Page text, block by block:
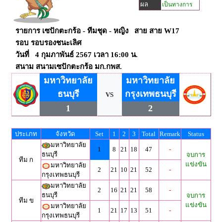
ผล เป็นทางการ
รายการ เซปักตะกร้อ - ทีมชุด - หญิง สาย สาย W17
รอบ รอบรองชนะเลิศ
วันที่ 4 กุมภาพันธ์ 2567 เวลา 16:00 น.
สนาม สนามเซปักตะกร้อ มก.กพส.
มหาวิทยาลัย
ธนบุรี
VS
มหาวิทยาลัย
กรุงเทพธนบุรี
1
2
ประเภท จังหวัด Set 1 2 3 Total Remark Status
ทีม ก
มหาวิทยาลัย
ธนบุรี
1 8 21 18 47 -
จบการ
แข่งขัน
มหาวิทยาลัย
กรุงเทพธนบุรี
2 21 10 21 52 -
ทีม ข
มหาวิทยาลัย
ธนบุรี
2 16 21 21 58 -
จบการ
แข่งขัน
มหาวิทยาลัย
กรุงเทพธนบุรี
1 21 17 13 51 -